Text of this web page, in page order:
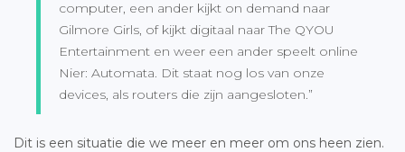
computer, een ander kijkt on demand naar
Gilmore Girls, of kijkt digitaal naar The QYOU
Entertainment en weer een ander speelt online
Nier: Automata. Dit staat nog los van onze
devices, als routers die zijn aangesloten.”
Dit is een situatie die we meer en meer om ons heen zien.